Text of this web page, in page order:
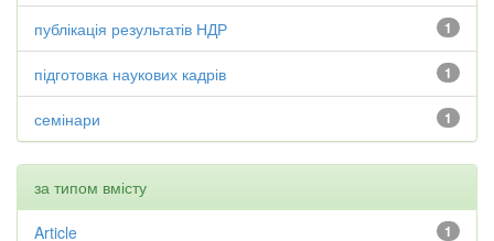
1
публікація результатів НДР
1
підготовка наукових кадрів
1
семінари
за типом вмісту
1
Article